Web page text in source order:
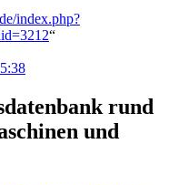
index.php?
“
rund
und